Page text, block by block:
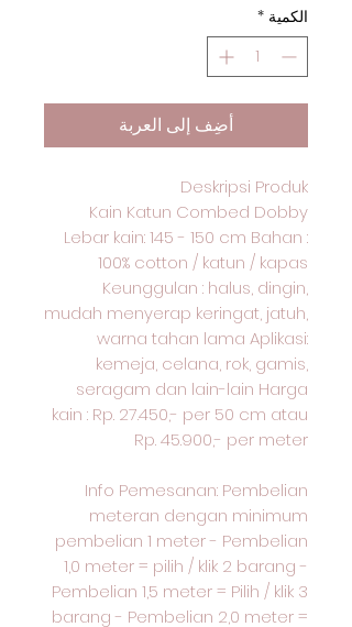
الكمية *
أضِف إلى العربة
Deskripsi Produk
Kain Katun Combed Dobby
Lebar kain: 145 - 150 cm Bahan :
100% cotton / katun / kapas
Keunggulan : halus, dingin,
mudah menyerap keringat, jatuh,
warna tahan lama Aplikasi:
kemeja, celana, rok, gamis,
seragam dan lain-lain Harga
kain : Rp. 27.450,- per 50 cm atau
Rp. 45.900,- per meter
Info Pemesanan: Pembelian
meteran dengan minimum
pembelian 1 meter - Pembelian
1,0 meter = pilih / klik 2 barang -
Pembelian 1,5 meter = Pilih / klik 3
barang - Pembelian 2,0 meter =